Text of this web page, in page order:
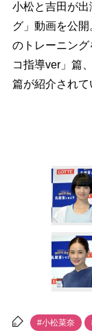
小松と吉田が
グ」動画を公
のトレーニン
コ指導ver」篇
篇が紹介されて
#小松菜奈